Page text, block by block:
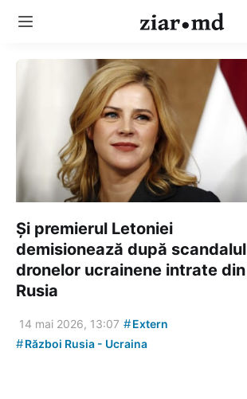
Și premierul Letoniei
demisionează după scandalul
dronelor ucrainene intrate din
Rusia
14 mai 2026, 13:07 #Extern
#Război Rusia - Ucraina